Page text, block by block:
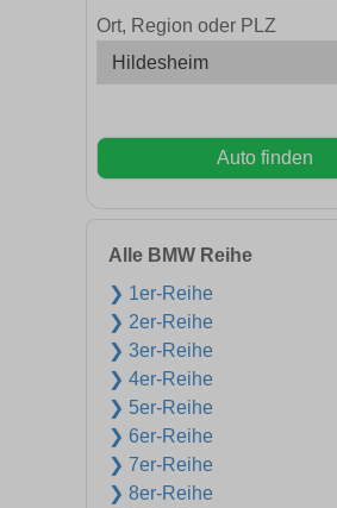
Ort, Region oder PLZ
Auto finden
Alle BMW Reihe
❯ 1er-Reihe
❯ 2er-Reihe
❯ 3er-Reihe
❯ 4er-Reihe
❯ 5er-Reihe
❯ 6er-Reihe
❯ 7er-Reihe
❯ 8er-Reihe